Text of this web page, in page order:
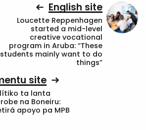
English site
Loucette Reppenhagen
started a mid-level
creative vocational
program in Aruba: “These
students mainly want to do
things”
site
ta lanta
na Boneiru:
apoyo pa MPB